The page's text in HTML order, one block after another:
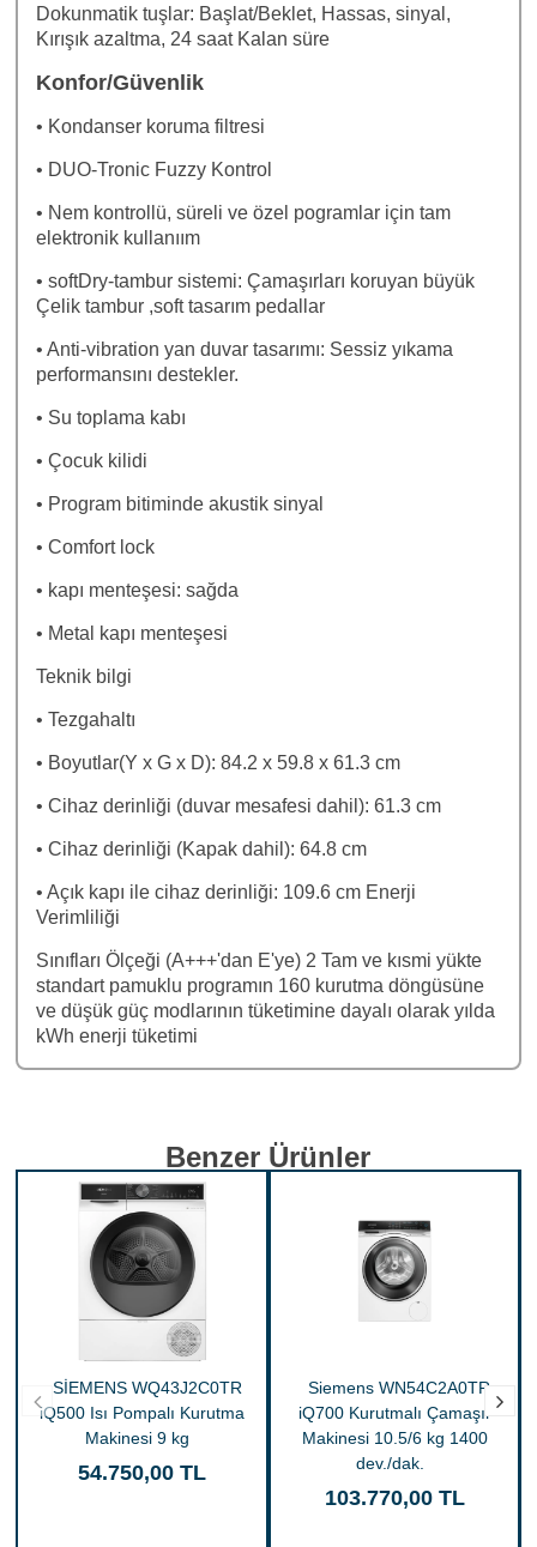
Dokunmatik tuşlar: Başlat/Beklet, Hassas, sinyal,
Kırışık azaltma, 24 saat Kalan süre
Konfor/Güvenlik
• Kondanser koruma filtresi
• DUO-Tronic Fuzzy Kontrol
• Nem kontrollü, süreli ve özel pogramlar için tam
elektronik kullanıım
• softDry-tambur sistemi: Çamaşırları koruyan büyük
Çelik tambur ,soft tasarım pedallar
• Anti-vibration yan duvar tasarımı: Sessiz yıkama
performansını destekler.
• Su toplama kabı
• Çocuk kilidi
• Program bitiminde akustik sinyal
• Comfort lock
• kapı menteşesi: sağda
• Metal kapı menteşesi
Teknik bilgi
• Tezgahaltı
• Boyutlar(Y x G x D): 84.2 x 59.8 x 61.3 cm
• Cihaz derinliği (duvar mesafesi dahil): 61.3 cm
• Cihaz derinliği (Kapak dahil): 64.8 cm
• Açık kapı ile cihaz derinliği: 109.6 cm Enerji
Verimliliği
Sınıfları Ölçeği (A+++'dan E'ye) 2 Tam ve kısmi yükte
standart pamuklu programın 160 kurutma döngüsüne
ve düşük güç modlarının tüketimine dayalı olarak yılda
kWh enerji tüketimi
Benzer Ürünler
SİEMENS WQ43J2C0TR
iQ500 Isı Pompalı Kurutma
Makinesi 9 kg
54.750,00 TL
Siemens WN54C2A0TR
iQ700 Kurutmalı Çamaşır
Makinesi 10.5/6 kg 1400
dev./dak.
103.770,00 TL